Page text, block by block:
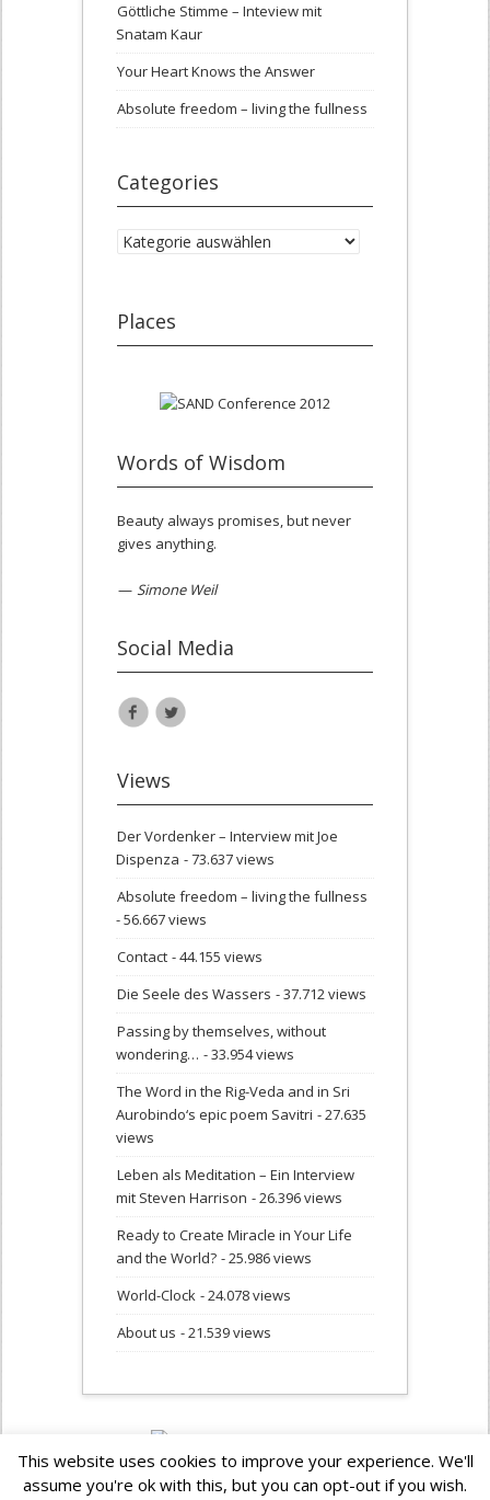
Göttliche Stimme – Inteview mit
Snatam Kaur
Your Heart Knows the Answer
Absolute freedom – living the fullness
Categories
Categories
Places
Words of Wisdom
Beauty always promises, but never
gives anything.
— Simone Weil
Social Media
Views
Der Vordenker – Interview mit Joe
Dispenza - 73.637 views
Absolute freedom – living the fullness
- 56.667 views
Contact - 44.155 views
Die Seele des Wassers - 37.712 views
Passing by themselves, without
wondering… - 33.954 views
The Word in the Rig-Veda and in Sri
Aurobindo‘s epic poem Savitri - 27.635
views
Leben als Meditation – Ein Interview
mit Steven Harrison - 26.396 views
Ready to Create Miracle in Your Life
and the World? - 25.986 views
World-Clock - 24.078 views
About us - 21.539 views
© Copyright: 2006 - 2026Cybermondo.net - Networker for a
This website uses cookies to improve your experience. We'll
assume you're ok with this, but you can opt-out if you wish.